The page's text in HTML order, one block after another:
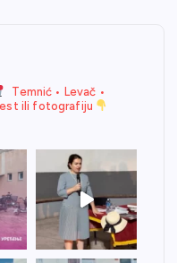
Temnić • Levač •
ili fotografiju